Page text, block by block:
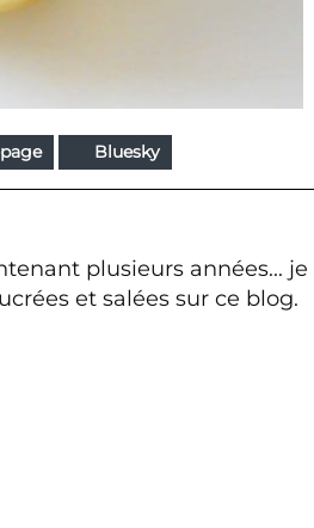
Bluesky
plusieurs années... je
et salées sur ce blog.